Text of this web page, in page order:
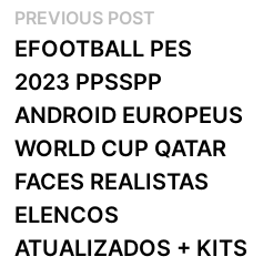
Navegação
de
artigos
PREVIOUS POSTPrevious
post:
EFOOTBALL PES
2023 PPSSPP
ANDROID EUROPEUS
WORLD CUP QATAR
FACES REALISTAS
ELENCOS
ATUALIZADOS + KITS